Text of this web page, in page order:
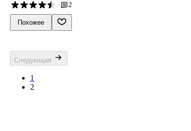
·
2
Похожее
Следующая
1
2